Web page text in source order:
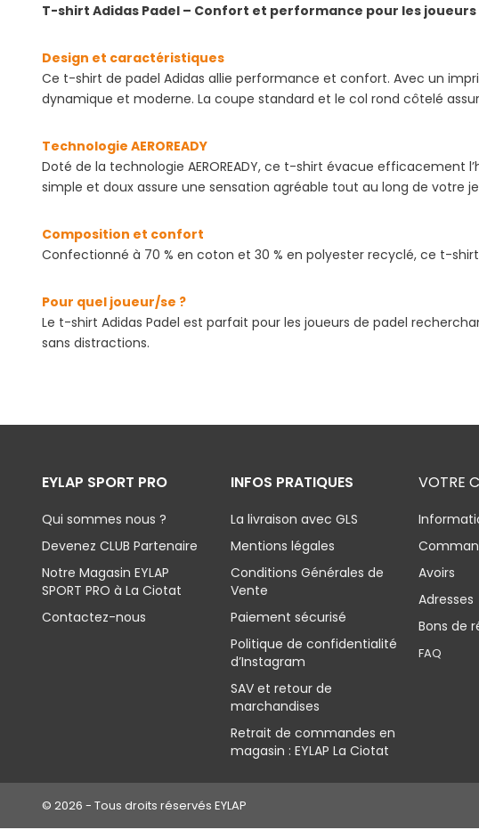
T-shirt Adidas Padel – Confort et performance pour les joueurs
Design et caractéristiques
Ce t-shirt de padel Adidas allie performance et confort. Avec un
dynamique et moderne. La coupe standard et le col rond côtelé
Technologie AEROREADY
Doté de la technologie AEROREADY, ce t-shirt évacue
simple et doux assure une sensation agréable tout au long de votre
Composition et confort
Confectionné à 70 % en coton et 30 % en polyester recyclé, ce t-
Pour quel joueur/se ?
Le t-shirt Adidas Padel est parfait pour les joueurs de padel
sans distractions.
EYLAP SPORT PRO
Qui sommes nous ?
Devenez CLUB Partenaire
Notre Magasin EYLAP
SPORT PRO à La Ciotat
Contactez-nous
INFOS PRATIQUES
La livraison avec GLS
Mentions légales
Conditions Générales de
Vente
Paiement sécurisé
Politique de confidentialité
d’Instagram
SAV et retour de
marchandises
Retrait de commandes en
magasin : EYLAP La Ciotat
VOTRE
Avoirs
Adresses
Bons de
FAQ
© 2026 - Tous droits réservés EYLAP